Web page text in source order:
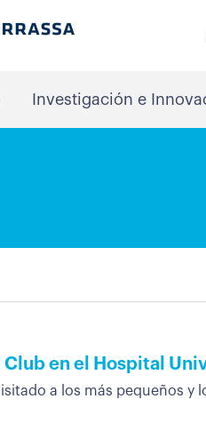
Investigación e
en el Hospital
a los más pequeños y